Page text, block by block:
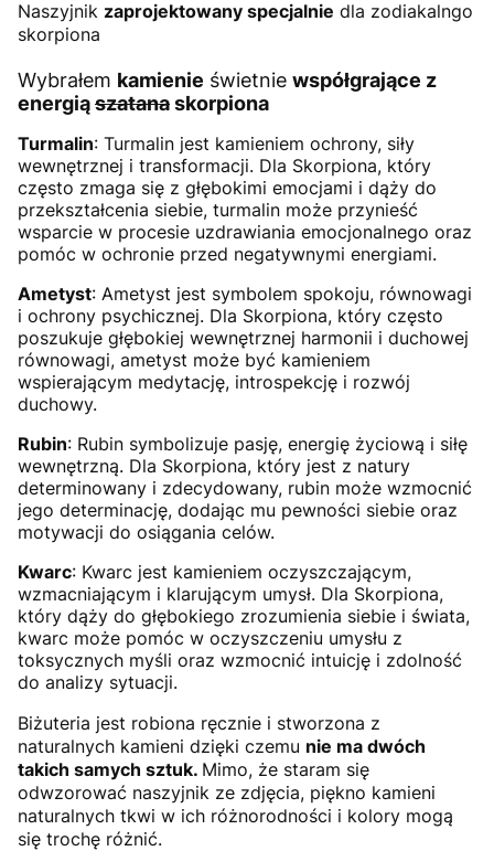
Naszyjnik zaprojektowany specjalnie dla zodiakalngo
skorpiona
Wybrałem kamienie świetnie współgrające z
energiąszatanaskorpiona
Turmalin: Turmalin jest kamieniem ochrony, siły
wewnętrznej i transformacji. Dla Skorpiona, który
często zmaga się z głębokimi emocjami i dąży do
przekształcenia siebie, turmalin może przynieść
wsparcie w procesie uzdrawiania emocjonalnego oraz
pomóc w ochronie przed negatywnymi energiami.
Ametyst: Ametyst jest symbolem spokoju, równowagi
i ochrony psychicznej. Dla Skorpiona, który często
poszukuje głębokiej wewnętrznej harmonii i duchowej
równowagi, ametyst może być kamieniem
wspierającym medytację, introspekcję i rozwój
duchowy.
Rubin: Rubin symbolizuje pasję, energię życiową i siłę
wewnętrzną. Dla Skorpiona, który jest z natury
determinowany i zdecydowany, rubin może wzmocnić
jego determinację, dodając mu pewności siebie oraz
motywacji do osiągania celów.
Kwarc: Kwarc jest kamieniem oczyszczającym,
wzmacniającym i klarującym umysł. Dla Skorpiona,
który dąży do głębokiego zrozumienia siebie i świata,
kwarc może pomóc w oczyszczeniu umysłu z
toksycznych myśli oraz wzmocnić intuicję i zdolność
do analizy sytuacji.
Biżuteria jest robiona ręcznie i stworzona z
naturalnych kamieni dzięki czemu nie ma dwóch
takich samych sztuk. Mimo, że staram się
odwzorować naszyjnik ze zdjęcia, piękno kamieni
naturalnych tkwi w ich różnorodności i kolory mogą
się trochę różnić.